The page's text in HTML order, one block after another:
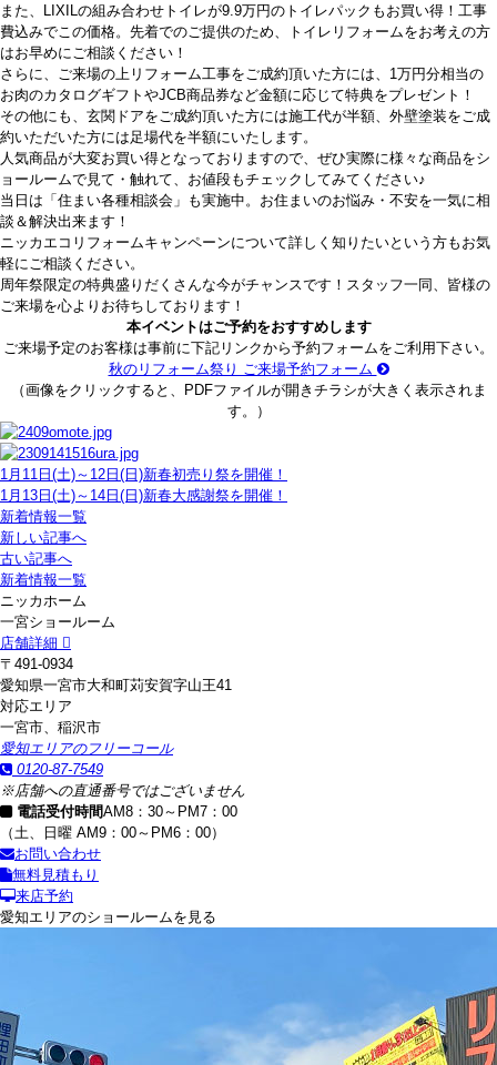
また、LIXILの組み合わせトイレが9.9万円のトイレパックもお買い得！工事
費込みでこの価格。先着でのご提供のため、トイレリフォームをお考えの方
はお早めにご相談ください！
さらに、ご来場の上リフォーム工事をご成約頂いた方には、1万円分相当の
お肉のカタログギフトやJCB商品券など金額に応じて特典をプレゼント！
その他にも、玄関ドアをご成約頂いた方には施工代が半額、外壁塗装をご成
約いただいた方には足場代を半額にいたします。
人気商品が大変お買い得となっておりますので、ぜひ実際に様々な商品をシ
ョールームで見て・触れて、お値段もチェックしてみてください♪
当日は「住まい各種相談会」も実施中。お住まいのお悩み・不安を一気に相
談＆解決出来ます！
ニッカエコリフォームキャンペーンについて詳しく知りたいという方もお気
軽にご相談ください。
周年祭限定の特典盛りだくさんな今がチャンスです！スタッフ一同、皆様の
ご来場を心よりお待ちしております！
本イベントはご予約をおすすめします
ご来場予定のお客様は事前に下記リンクから予約フォームをご利用下さい。
秋のリフォーム祭り ご来場予約フォーム
（画像をクリックすると、PDFファイルが開きチラシが大きく表示されま
す。）
1月11日(土)～12日(日)新春初売り祭を開催！
1月13日(土)～14日(日)新春大感謝祭を開催！
新着情報一覧
新しい記事へ
古い記事へ
新着情報一覧
ニッカホーム
一宮ショールーム
店舗詳細
〒491-0934
愛知県一宮市大和町苅安賀字山王41
対応エリア
一宮市、稲沢市
愛知エリアのフリーコール
0120-87-7549
※店舗への直通番号ではございません
電話受付時間AM8：30～PM7：00
（土、日曜 AM9：00～PM6：00）
お問い合わせ
無料見積もり
来店予約
愛知エリアのショールームを見る